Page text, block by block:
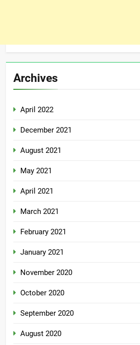
Archives
April 2022
December 2021
August 2021
May 2021
April 2021
March 2021
February 2021
January 2021
November 2020
October 2020
September 2020
August 2020